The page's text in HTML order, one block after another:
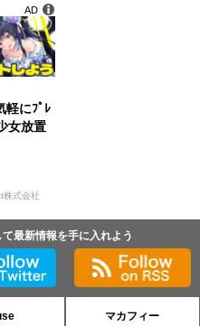
軽にﾌﾟﾚ
女放置
株式会社
AD
最新情報を手に入れよう
マカフィー